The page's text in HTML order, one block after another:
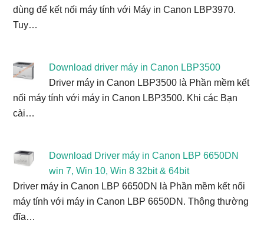
dùng để kết nối máy tính với Máy in Canon LBP3970.
Tuy…
Download driver máy in Canon LBP3500
Driver máy in Canon LBP3500 là Phần mềm kết
nối máy tính với máy in Canon LBP3500. Khi các Bạn
cài…
Download Driver máy in Canon LBP 6650DN
win 7, Win 10, Win 8 32bit & 64bit
Driver máy in Canon LBP 6650DN là Phần mềm kết nối
máy tính với máy in Canon LBP 6650DN. Thông thường
đĩa…